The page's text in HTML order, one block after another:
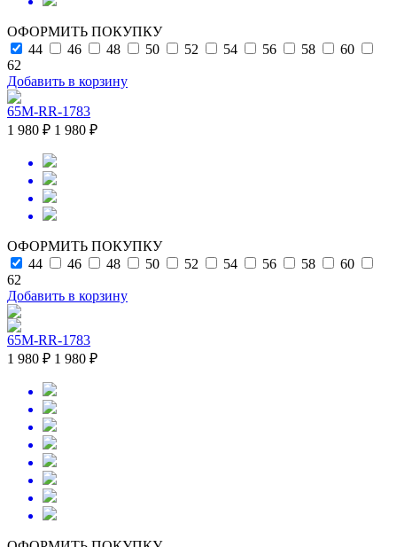
ОФОРМИТЬ ПОКУПКУ
44
46 48 50 52 54 56 58
60
62
Добавить в корзину
65M-RR-1783
1 980 ₽ 1 980 ₽
ОФОРМИТЬ ПОКУПКУ
44
46 48 50 52 54 56 58
60
62
Добавить в корзину
65M-RR-1783
1 980 ₽ 1 980 ₽